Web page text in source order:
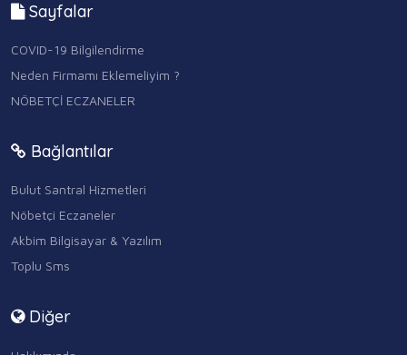
Sayfalar
COVID-19 Bilgilendirme
Neden Firmamı Eklemeliyim ?
NÖBETÇİ ECZANELER
Bağlantılar
Bulut Santral Hizmetleri
Nöbetçi Eczaneler
Akbim Bilgisayar & Yazılım
Toplu Sms
Diğer